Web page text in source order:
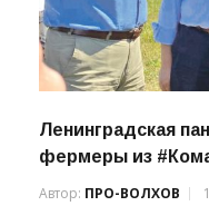
Ленинградская
фермеры из
Автор: ПРО-ВОЛХОВ